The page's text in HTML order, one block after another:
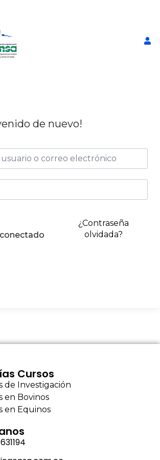
de nuevo!
¿Contraseña
olvidada?
Cursos
de Investigación
en Bovinos
en Equinos
Curso Teórico-Práctico de
Ginecología, Palpación y
vacas Junio 2025